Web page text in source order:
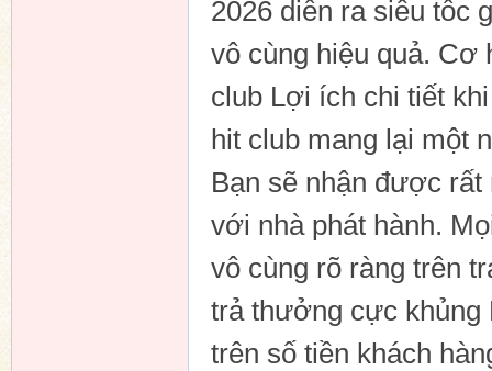
2026 diễn ra siêu tốc
vô cùng hiệu quả. Cơ
club Lợi ích chi tiết
hit club mang lại một
Bạn sẽ nhận được
với nhà phát hành.
vô cùng rõ ràng trên
trả thưởng cực khủng
trên số tiền khách